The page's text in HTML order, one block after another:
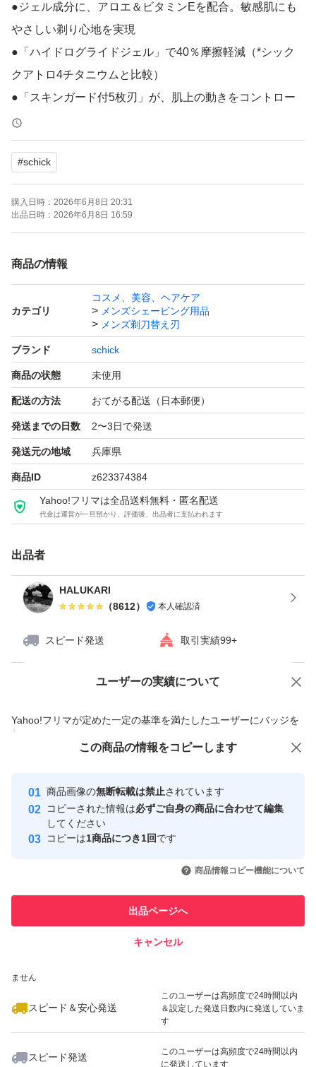
●ジェル成分に、アロエ＆ビタミンEを配合。敏感肌にも
やさしい剃り心地を実現
●「ハイドログライドジェル」で40％摩擦軽減（*シック
クアトロ4チタニウムと比較）
●「スキンガード付5枚刃」が、肌上の動きをコントロー
ルして摩擦を軽減
●「フリップ式トリマー」で細かい部分も簡単に剃れる
別途出品しております、シックハイドロ5 プレミアム 敏
感肌用 本体替刃セットから取り出しての発送となりま
す。ドラックストア他量販店で販売されているパッケージ
はございませんが、エアパッキンにて梱包の上発送致しま
#schick
購入日時： 2026年6月8日 20:31
出品日時： 2026年6月8日 16:59
商品の情報
カテゴリ
コスメ、美容、ヘアケア
メンズシェービング用品
メンズ剃刀替え刃
ブランド schick
商品の状態 未使用
配送の方法 おてがる配送（日本郵便）
発送までの日数 2〜3日で発送
発送元の地域 兵庫県
商品ID z623374384
Yahoo!フリマは全品送料無料・匿名配送
代金は運営が一旦預かり、評価後、出品者に支払われます
出品者
HALUKARI
（8612） 本人確認済
スピード発送 取引実績99+
ユーザーの実績について
Yahoo!フリマが定めた一定の基準を満たしたユーザーにバッジを
付与しています
安心取引出品者
心・安全なユーザーです
取引実績
引を完了させた実績があります
での取引実績があります
ません
スピード＆安心発送
このユーザーは高頻度で24時間以内
＆設定した発送日数内に発送していま
す
スピード発送
このユーザーは高頻度で24時間以内
に発送しています
価格の相談 商品への質問
この商品の情報をコピーします
商品画像の無断転載は禁止されています
コピーされた情報は必ずご自身の商品に合わせて編集
してください
コピーは1商品につき1回です
商品情報コピー機能について
出品ページへ
キャンセル
この商品をみている人にオススメ